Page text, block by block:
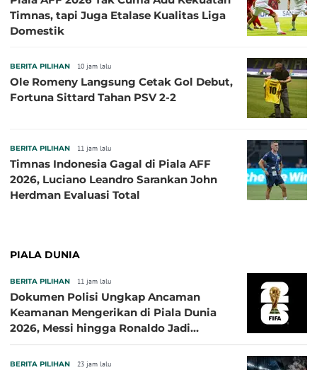
Timnas, tapi Juga Etalase Kualitas Liga
Domestik
BERITA PILIHAN 10 jam lalu
Ole Romeny Langsung Cetak Gol Debut,
Fortuna Sittard Tahan PSV 2-2
BERITA PILIHAN 11 jam lalu
Timnas Indonesia Gagal di Piala AFF
2026, Luciano Leandro Sarankan John
Herdman Evaluasi Total
PIALA DUNIA
BERITA PILIHAN 11 jam lalu
Dokumen Polisi Ungkap Ancaman
Keamanan Mengerikan di Piala Dunia
2026, Messi hingga Ronaldo Jadi
BERITA PILIHAN 23 jam lalu